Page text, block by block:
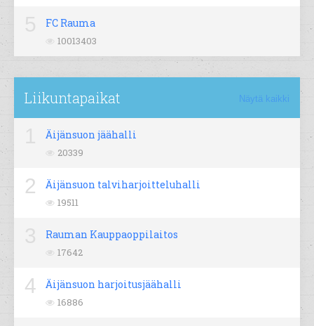
FC Rauma
10013403
Liikuntapaikat Näytä kaikki
Äijänsuon jäähalli
20339
2 Äijänsuon talviharjoitteluhalli
19511
Rauman Kauppaoppilaitos
17642
4 Äijänsuon harjoitusjäähalli
16886